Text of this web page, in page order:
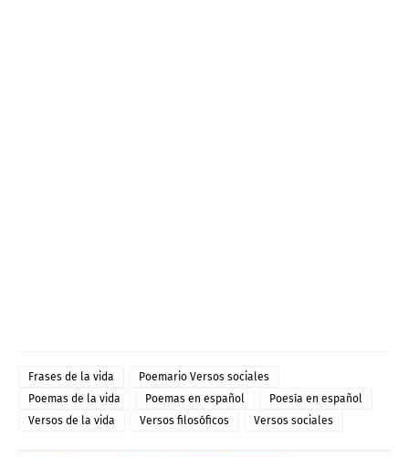
Frases de la vida
Poemario Versos sociales
Poemas de la vida
Poemas en español
Poesía en español
Versos de la vida
Versos filosóficos Versos sociales